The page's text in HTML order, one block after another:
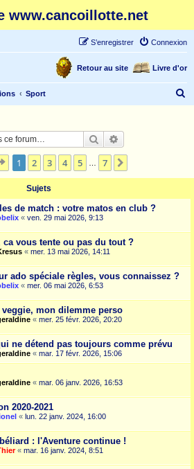
www.cancoillotte.net
Connexion
S’enregistrer
Livre d'or
Retour au site
Sport
Rechercher
Page 1sur7
1 2 3 4 5 7
Sujets
de match : votre matos en club ?
« ven. 29 mai 2026, 9:13
ca vous tente ou pas du tout ?
« mer. 13 mai 2026, 14:11
ado spéciale règles, vous connaissez ?
« mer. 06 mai 2026, 6:53
veggie, mon dilemme perso
« mer. 25 févr. 2026, 20:20
ne détend pas toujours comme prévu
« mar. 17 févr. 2026, 15:06
« mar. 06 janv. 2026, 16:53
2020-2021
« lun. 22 janv. 2024, 16:00
: l'Aventure continue !
« mar. 16 janv. 2024, 8:51